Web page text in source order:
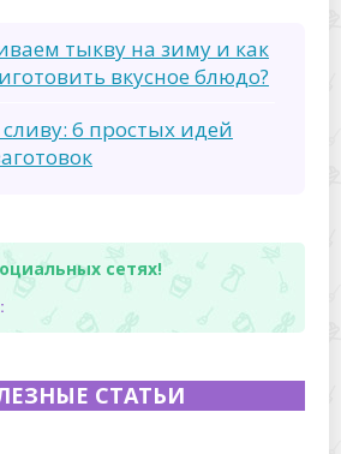
тыкву на зиму и как
вкусное блюдо?
6 простых идей
сетях!
СТАТЬИ